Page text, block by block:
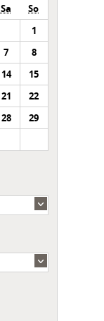
Sa
So
1
7
8
14
15
21
22
28
29